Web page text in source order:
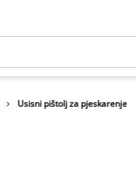
Usisni pištolj za pjeskarenje